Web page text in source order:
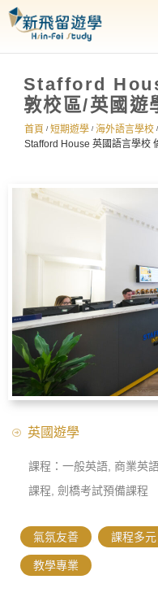
Stafford
敦校區/英國遊
首頁 / 短期遊學 / 海外語言學校 /
Stafford House 英國語言學校
英國遊學
課程：一般英語, 商業英
課程, 劍橋考試預備課程
氣氛友善 課程多元
教學專業